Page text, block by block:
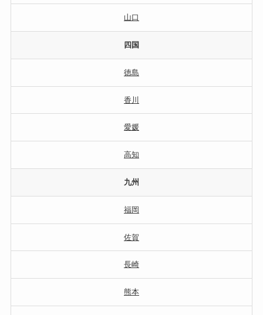
山口
四国
徳島
香川
愛媛
高知
九州
福岡
佐賀
長崎
熊本